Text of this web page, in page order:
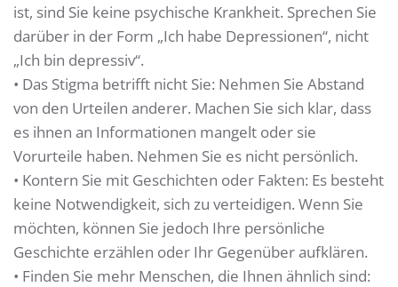
ist, sind Sie keine psychische Krankheit. Sprechen Sie
darüber in der Form „Ich habe Depressionen“, nicht
„Ich bin depressiv“.
• Das Stigma betrifft nicht Sie: Nehmen Sie Abstand
von den Urteilen anderer. Machen Sie sich klar, dass
es ihnen an Informationen mangelt oder sie
Vorurteile haben. Nehmen Sie es nicht persönlich.
• Kontern Sie mit Geschichten oder Fakten: Es besteht
keine Notwendigkeit, sich zu verteidigen. Wenn Sie
möchten, können Sie jedoch Ihre persönliche
Geschichte erzählen oder Ihr Gegenüber aufklären.
• Finden Sie mehr Menschen, die Ihnen ähnlich sind: